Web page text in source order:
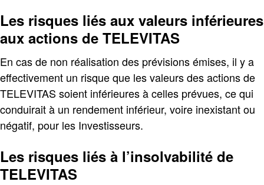
Les risques liés aux valeurs inférieures
aux actions de TELEVITAS
En cas de non réalisation des prévisions émises, il y a
effectivement un risque que les valeurs des actions de
TELEVITAS soient inférieures à celles prévues, ce qui
conduirait à un rendement inférieur, voire inexistant ou
négatif, pour les Investisseurs.
Les risques liés à l’insolvabilité de
TELEVITAS